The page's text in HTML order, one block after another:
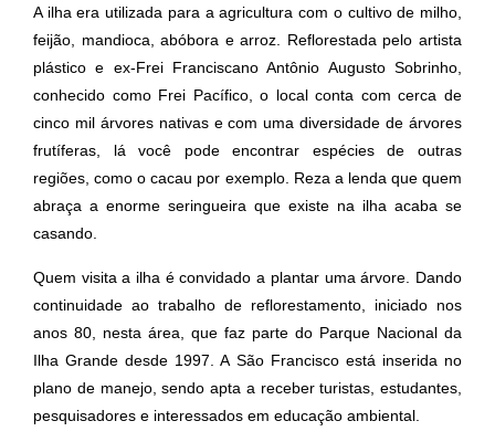
A ilha era utilizada para a agricultura com o cultivo de milho,
feijão, mandioca, abóbora e arroz. Reflorestada pelo artista
plástico e ex-Frei Franciscano Antônio Augusto Sobrinho,
conhecido como Frei Pacífico, o local conta com cerca de
cinco mil árvores nativas e com uma diversidade de árvores
frutíferas, lá você pode encontrar espécies de outras
regiões, como o cacau por exemplo. Reza a lenda que quem
abraça a enorme seringueira que existe na ilha acaba se
casando.
Quem visita a ilha é convidado a plantar uma árvore. Dando
continuidade ao trabalho de reflorestamento, iniciado nos
anos 80, nesta área, que faz parte do Parque Nacional da
Ilha Grande desde 1997. A São Francisco está inserida no
plano de manejo, sendo apta a receber turistas, estudantes,
pesquisadores e interessados em educação ambiental.